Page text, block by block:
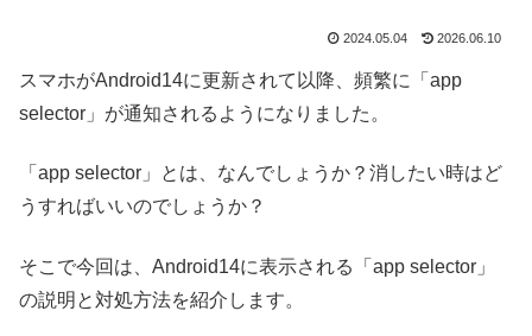
2024.05.04 2026.06.10
スマホがAndroid14に更新されて以降、頻繁に「app
selector」が通知されるようになりました。
「app selector」とは、なんでしょうか？消したい時はど
うすればいいのでしょうか？
そこで今回は、Android14に表示される「app selector」
の説明と対処方法を紹介します。